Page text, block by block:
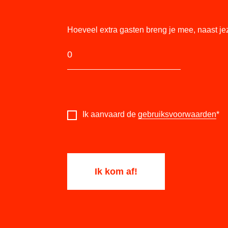
Hoeveel extra gasten breng je mee, naast
Ik aanvaard de gebruiksvoorwaarden*